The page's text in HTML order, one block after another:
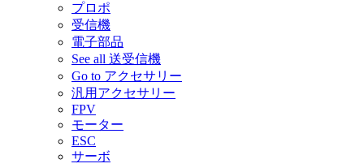
プロポ
受信機
電子部品
See all 送受信機
Go to アクセサリー
汎用アクセサリー
FPV
モーター
ESC
サーボ